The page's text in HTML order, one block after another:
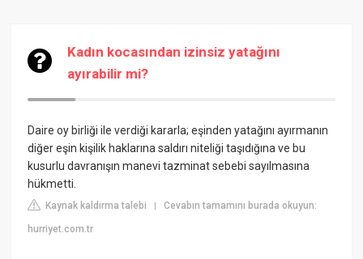
Kadın kocasından izinsiz yatağını
ayırabilir mi?
Daire oy birliği ile verdiği kararla; eşinden yatağını ayırmanın
diğer eşin kişilik haklarına saldırı niteliği taşıdığına ve bu
kusurlu davranışın manevi tazminat sebebi sayılmasına
hükmetti.
Kaynak kaldırma talebi |Cevabın tamamını burada okuyun:
hurriyet.com.tr